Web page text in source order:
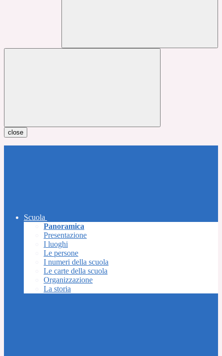
close
Scuola
Panoramica
Presentazione
I luoghi
Le persone
I numeri della scuola
Le carte della scuola
Organizzazione
La storia